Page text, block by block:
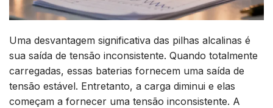
Uma desvantagem significativa das pilhas alcalinas é
sua saída de tensão inconsistente. Quando totalmente
carregadas, essas baterias fornecem uma saída de
tensão estável. Entretanto, a carga diminui e elas
começam a fornecer uma tensão inconsistente. A